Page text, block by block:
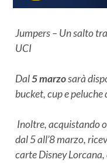
Jumpers – Un salto
UCI
Dal5 marzosarà
bucket, cup e
Inoltre, acquistando
dal 5 all’8 marzo,
carte Disney